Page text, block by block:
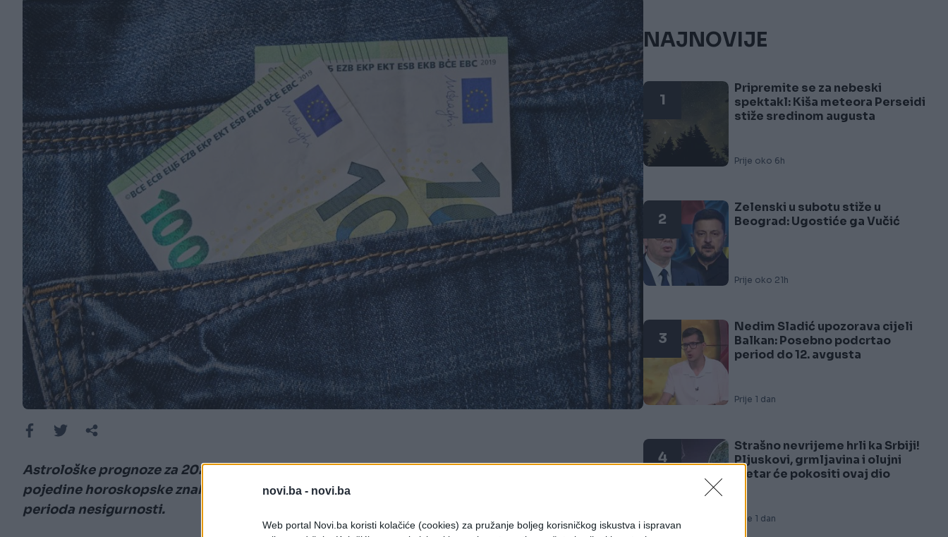
novi.ba - novi.ba
Web portal Novi.ba koristi kolačiće (cookies) za pružanje boljeg korisničkog iskustva i ispravan
Astrološke prognoze za 2026. godinu najavljuju snažne promjene na finansijskom planu za
pojedine horoskopske znakove, uz mogućnost velikih dobitaka i stabilnosti nakon dužeg
perioda nesigurnosti.
NAJNOVIJE
1
Pripremite se za nebeski
spektakl: Kiša meteora Perseidi
stiže sredinom augusta
Prije oko 6h
2
Zelenski u subotu stiže u
Beograd: Ugostiće ga Vučić
Prije oko 21h
3
Nedim Sladić upozorava cijeli
Balkan: Posebno podcrtao
period do 12. avgusta
Prije 1 dan
4
Strašno nevrijeme hrli ka Srbiji!
Pljuskovi, grmljavina i olujni
vjetar će pokositi ovaj dio
Prije 1 dan